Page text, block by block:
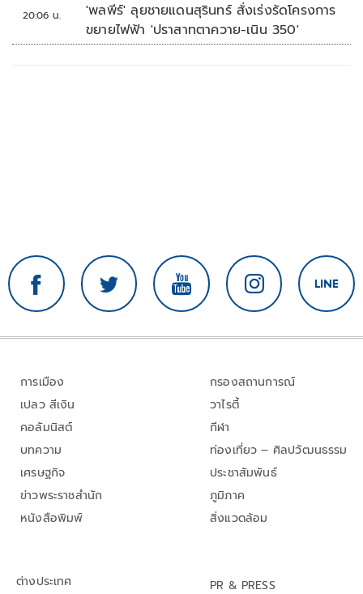
20:06 น.
'พลพีร์' ลุยชายแดนสุรินทร์ สั่งเร่งรัดโครงการ
ขยายไฟฟ้า 'ปราสาทตาควาย-เนิน 350'
การเมือง
เปลว สีเงิน
คอลัมนิสต์
บทความ
เศรษฐกิจ
ข่าวพระราชสำนัก
หนังสือพิมพ์
กรองสถานการณ์
วาไรตี้
กีฬา
ท่องเที่ยว – ศิลปวัฒนธรรม
ประชาสัมพันธ์
ภูมิภาค
สิ่งแวดล้อม
ต่างประเทศ PR & PRESS